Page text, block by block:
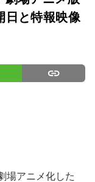
日と特報映像
場アニメ化した